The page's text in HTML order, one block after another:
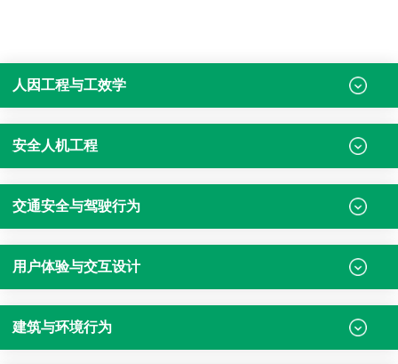
人因工程与工效学
安全人机工程
交通安全与驾驶行为
用户体验与交互设计
建筑与环境行为